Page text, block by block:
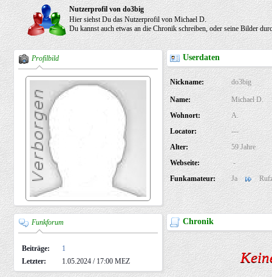
Nutzerprofil von do3big
Hier siehst Du das Nutzerprofil von Michael D.
Du kannst auch etwas an die Chronik schreiben, oder seine Bilder
Profilbild Userdaten
Nickname: do3big
Name:
Michael D.
Wohnort:
A.
Locator:
---
Alter:
59 Jahre
Webseite:
-
Funkamateur:
Ja
Funkforum
Beiträge:
1
Letzter:
1.05.2024 / 17:00 MEZ
Chronik